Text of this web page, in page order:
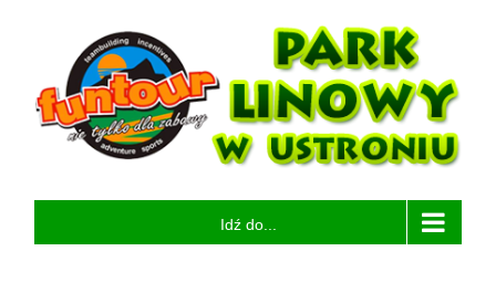
zawartości
Idź do...